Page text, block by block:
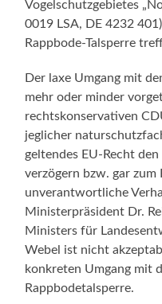
Vogelschutzgebietes
0019 LSA, DE 4232
Rappbode-Talsperre
Der laxe Umgang mit
mehr oder minder
rechtskonservativen
jeglicher
geltendes EU-Recht
verzögern bzw. gar zum
unverantwortliche
Ministerpräsident Dr.
Ministers für
Webel ist nicht
konkreten Umgang mit
Rappbodetalsperre.